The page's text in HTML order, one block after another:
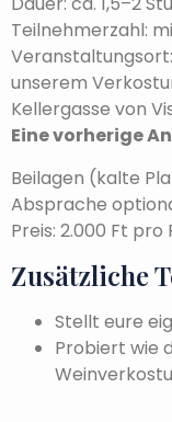
Teilnehmerzahl:
unserem
Kellergasse von
Eine vorherige
Beilagen (kalte
Absprache
Preis: 2.000 Ft pro
Zusätzliche
Stellt eure
Probiert wie